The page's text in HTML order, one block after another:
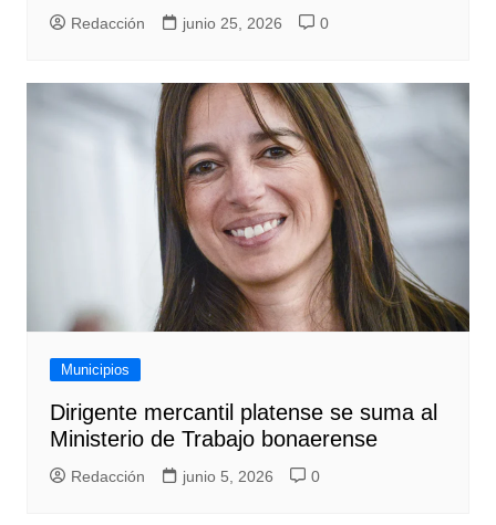
Redacción junio 25, 2026 0
Municipios
Dirigente mercantil platense se suma al
Ministerio de Trabajo bonaerense
Redacción junio 5, 2026 0